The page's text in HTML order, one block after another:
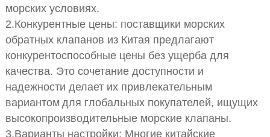
морских условиях.
2.Конкурентные цены: поставщики морских
обратных клапанов из Китая предлагают
конкурентоспособные цены без ущерба для
качества. Это сочетание доступности и
надежности делает их привлекательным
вариантом для глобальных покупателей, ищущих
высокопроизводительные морские клапаны.
3.Варианты настройки: Многие китайские